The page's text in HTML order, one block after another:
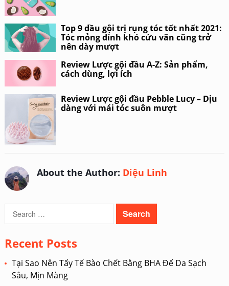
Top 9 dầu gội trị rụng tóc tốt nhất 2021:
Tóc mỏng dính khó cứu vãn cũng trở
nên dày mượt
Review Lược gội đầu A-Z: Sản phẩm,
cách dùng, lợi ích
Review Lược gội đầu Pebble Lucy – Dịu
dàng với mái tóc suôn mượt
About the Author: Diệu Linh
Search
Recent Posts
Tại Sao Nên Tẩy Tế Bào Chết Bằng BHA Để Da Sạch
Sâu, Mịn Màng